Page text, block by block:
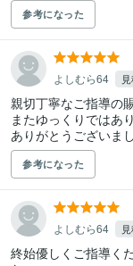
参考になった
よしむら64
親切丁寧なご指導の
またゆっくりではあ
ありがとうございまし
参考になった
よしむら64
終始優しくご指導く